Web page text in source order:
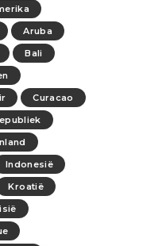
Aruba
Bali
Curacao
Indonesië
Kroatië